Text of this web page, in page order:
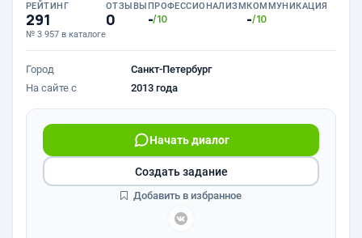
РЕЙТИНГ
291
№ 3 957 в каталоге
ОТЗЫВЫ
0
ПРОФЕССИОНАЛИЗМ
-/10
КОММУНИКАЦИЯ
-/10
Город
Санкт-Петербург
На сайте с
2013 года
Начать диалог
Создать задание
Добавить в избранное